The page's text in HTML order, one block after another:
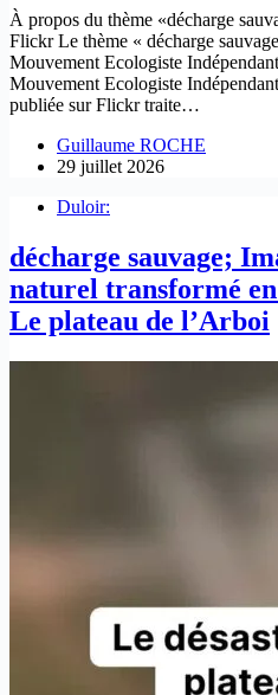
À propos du thème «décharge
Flickr Le thème « décharge
Mouvement Ecologiste
Mouvement Ecologiste
publiée sur Flickr traite…
Guillaume ROCHE
29 juillet 2026
Duloir:
décharge sauvage;
naturel transformé en
Le plateau de l’Arboi